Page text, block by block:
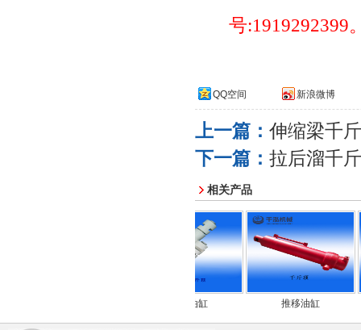
号:1919292399
QQ空间 新浪微博
上一篇： 伸缩梁千
下一篇： 拉后溜千
相关产品
推移油缸